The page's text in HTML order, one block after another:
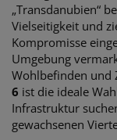
„Transdanubien“
Vielseitigkeit und
Kompromisse
Umgebung
Wohlbefinden und
6 ist die ideale
Infrastruktur
gewachsenen